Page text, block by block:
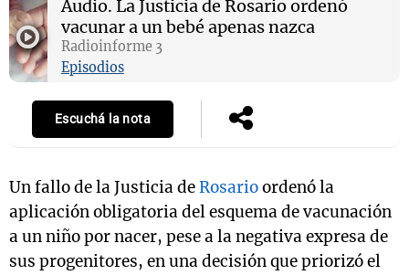
Audio. La Justicia de Rosario ordenó
vacunar a un bebé apenas nazca
Radioinforme 3
Episodios
Escuchá la nota
Un fallo de la Justicia deRosarioordenó la
aplicación obligatoria del esquema de vacunación
a un niño por nacer, pese a la negativa expresa de
sus progenitores, en una decisión que priorizó el